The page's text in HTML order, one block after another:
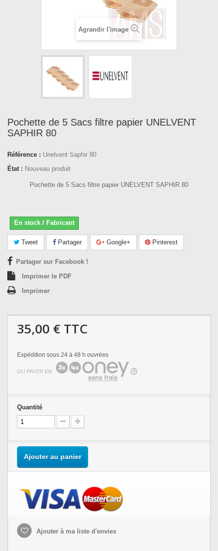
Agrandir l'image
Pochette de 5 Sacs filtre papier UNELVENT
SAPHIR 80
Référence : Unelvent Saphir 80
État : Nouveau produit
Pochette de 5 Sacs filtre papier UNELVENT SAPHIR 80
En stock / Fabricant
Tweet Partager Google+ Pinterest
Partager sur Facebook !
Imprimer le PDF
Imprimer
35,00 € TTC
Expédition sous 24 à 48 h ouvrées
OU PAYER EN
Quantité
Ajouter au panier
Ajouter à ma liste d'envies